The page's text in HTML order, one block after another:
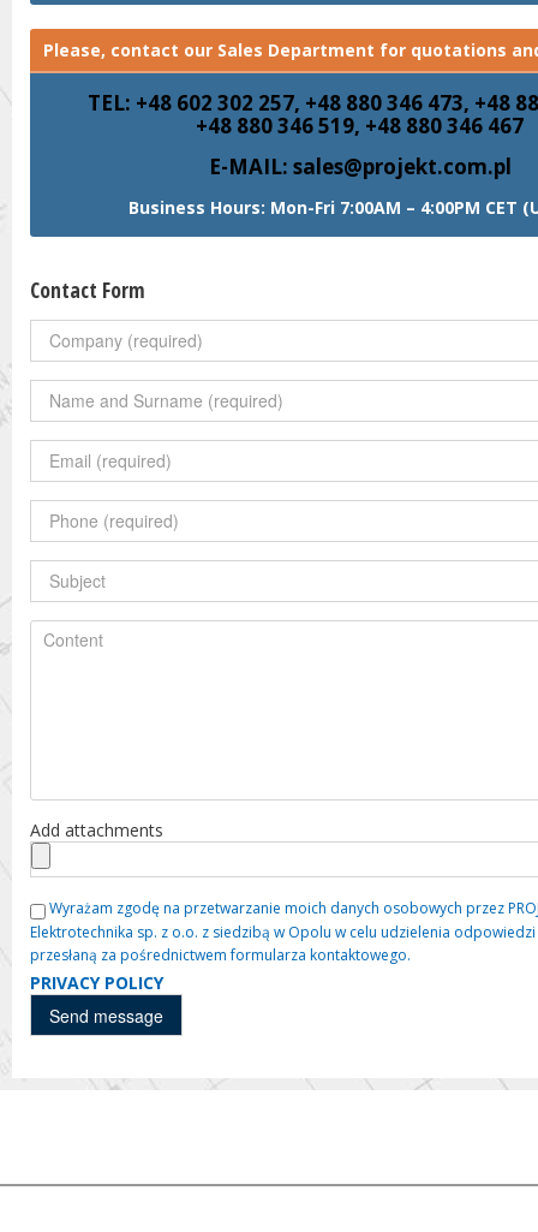
Please, contact our Sales Department for quotations
TEL: +48 602 302 257, +48 880 346 473, +48
+48 880 346 519, +48 880 346 467
E-MAIL: sales@projekt.com.pl
Business Hours: Mon-Fri 7:00AM – 4:00PM CET
Contact Form
Add attachments
Wyrażam zgodę na przetwarzanie moich danych osobowych przez
Elektrotechnika sp. z o.o. z siedzibą w Opolu w celu udzielenia
przesłaną za pośrednictwem formularza kontaktowego.
PRIVACY POLICY